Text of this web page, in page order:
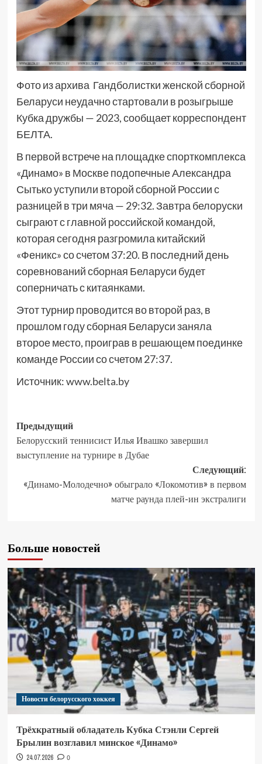
Фото из архива Гандболистки женской сборной
Беларуси неудачно стартовали в розыгрыше
Кубка дружбы — 2023, сообщает корреспондент
БЕЛТА.
В первой встрече на площадке спорткомплекса
«Динамо» в Москве подопечные Александра
Сытько уступили второй сборной России с
разницей в три мяча — 29:32. Завтра белоруски
сыграют с главной российской командой,
которая сегодня разгромила китайский
«Феникс» со счетом 37:20. В последний день
соревнований сборная Беларуси будет
соперничать с китаянками.
Этот турнир проводится во второй раз, в
прошлом году сборная Беларуси заняла
второе место, проиграв в решающем поединке
команде России со счетом 27:37.
Источник:www.belta.by
Предыдущий
Белорусский теннисист Илья Ивашко завершил
выступление на турнире в Дубае
Следующий:
«Динамо-Молодечно» обыграло «Локомотив» в первом
матче раунда плей-ин экстралиги
Больше новостей
Новости белорусского хоккея
Трёхкратный обладатель Кубка Стэнли Сергей
Брылин возглавил минское «Динамо»
24.07.2026 0